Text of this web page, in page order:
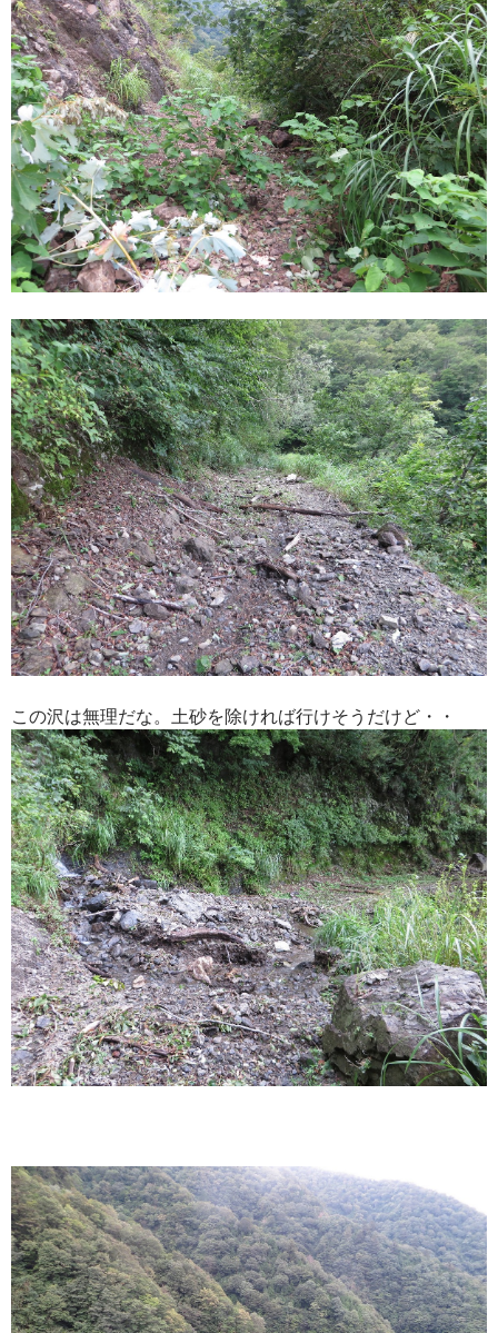
この沢は無理だな。土砂を除ければ行けそうだけど・・